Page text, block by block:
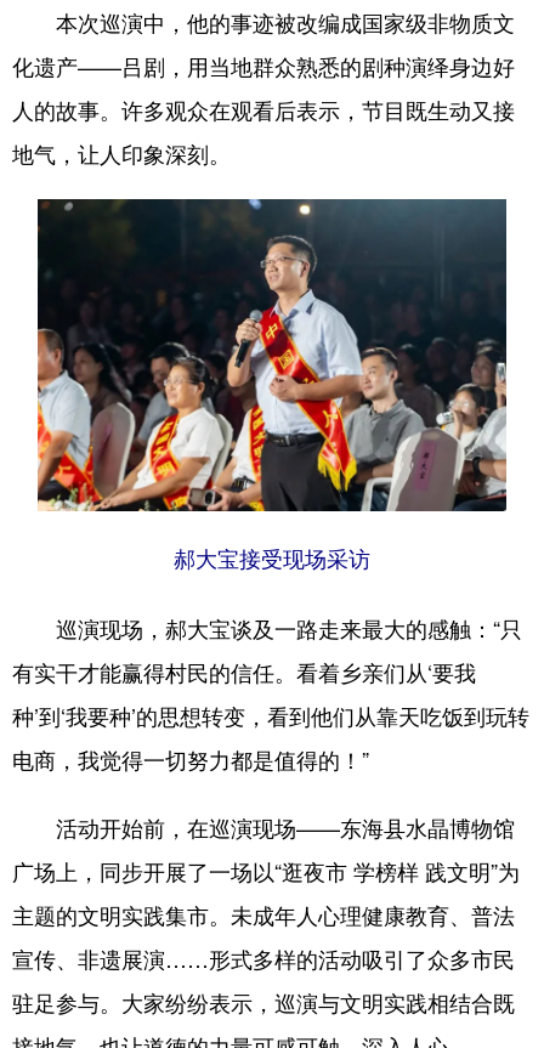
本次巡演中，他的事迹被改编成国家级非物质文
化遗产——吕剧，用当地群众熟悉的剧种演绎身边好
人的故事。许多观众在观看后表示，节目既生动又接
地气，让人印象深刻。
郝大宝接受现场采访
巡演现场，郝大宝谈及一路走来最大的感触：“只
有实干才能赢得村民的信任。看着乡亲们从‘要我
种’到‘我要种’的思想转变，看到他们从靠天吃饭到玩转
电商，我觉得一切努力都是值得的！”
活动开始前，在巡演现场——东海县水晶博物馆
广场上，同步开展了一场以“逛夜市 学榜样 践文明”为
主题的文明实践集市。未成年人心理健康教育、普法
宣传、非遗展演……形式多样的活动吸引了众多市民
驻足参与。大家纷纷表示，巡演与文明实践相结合既